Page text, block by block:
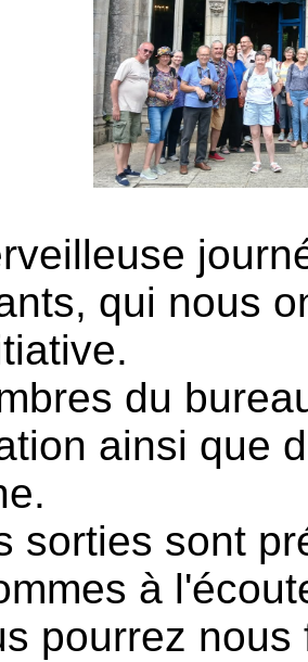
qui nous
du
ainsi que
sorties sont
à
pourrez nous